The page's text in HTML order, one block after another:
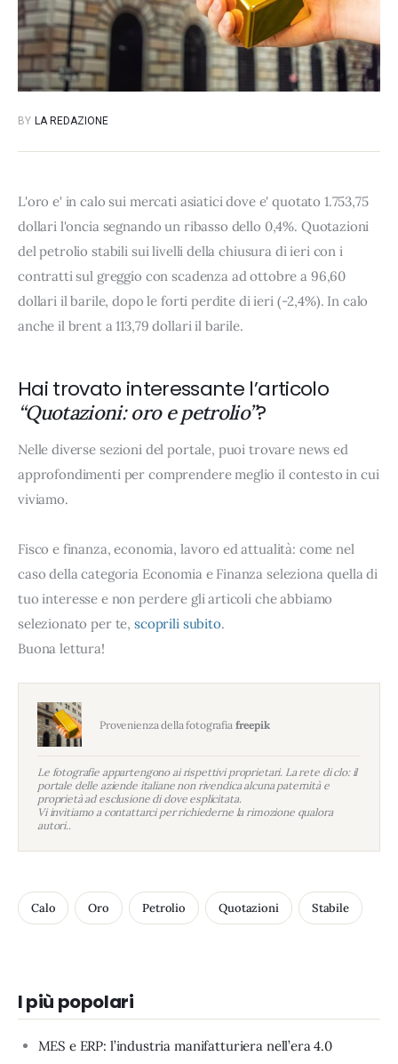
BY LA REDAZIONE
L'oro e' in calo sui mercati asiatici dove e' quotato 1.753,75
dollari l'oncia segnando un ribasso dello 0,4%. Quotazioni
del petrolio stabili sui livelli della chiusura di ieri con i
contratti sul greggio con scadenza ad ottobre a 96,60
dollari il barile, dopo le forti perdite di ieri (-2,4%). In calo
anche il brent a 113,79 dollari il barile.
Hai trovato interessante l’articolo
“Quotazioni: oro e petrolio”?
Nelle diverse sezioni del portale, puoi trovare news ed
approfondimenti per comprendere meglio il contesto in cui
viviamo.
Fisco e finanza, economia, lavoro ed attualità: come nel
caso della categoria Economia e Finanza seleziona quella di
tuo interesse e non perdere gli articoli che abbiamo
selezionato per te, scoprili subito.
Buona lettura!
Provenienza della fotografia freepik
Le fotografie appartengono ai rispettivi proprietari. La rete di clo: il
portale delle aziende italiane non rivendica alcuna paternità e
proprietà ad esclusione di dove esplicitata.
Vi invitiamo a contattarci per richiederne la rimozione qualora
autori..
Calo Oro Petrolio Quotazioni Stabile
I più popolari
MES e ERP: l’industria manifatturiera nell’era 4.0